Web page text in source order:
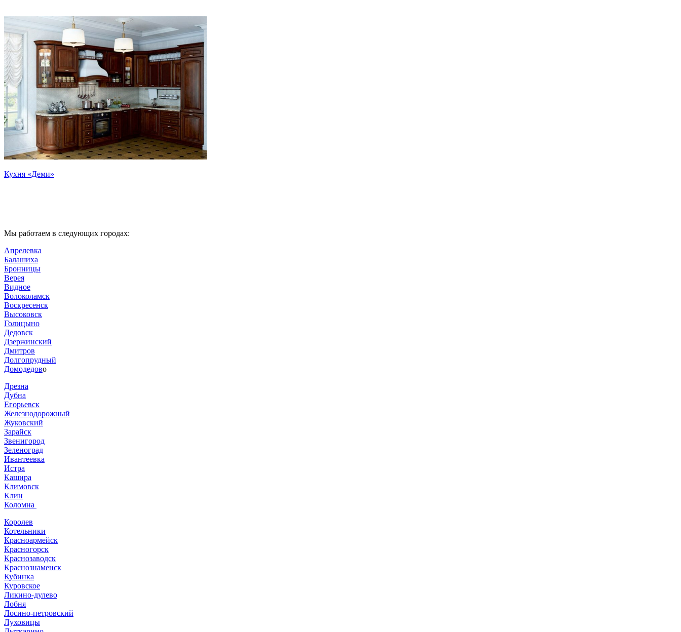
Кухня «Деми»
Мы работаем в следующих городах:
Апрелевка
Балашиха
Бронницы
Верея
Видное
Волоколамск
Воскресенск
Высоковск
Голицыно
Дедовск
Дзержинский
Дмитров
Долгопрудный
Домодедово
Дрезна
Дубна
Егорьевск
Железнодорожный
Жуковский
Зарайск
Звенигород
Зеленоград
Ивантеевка
Истра
Кашира
Климовск
Клин
Коломна
Королев
Котельники
Красноармейск
Красногорск
Краснозаводск
Краснознаменск
Кубинка
Куровское
Ликино-дулево
Лобня
Лосино-петровский
Луховицы